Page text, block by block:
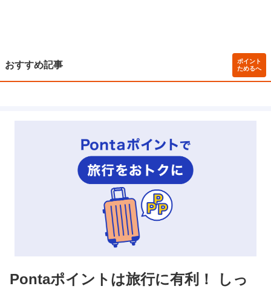
おすすめ記事
ポイント
ためるへ
Pontaポイントは旅行に有利！ しっ